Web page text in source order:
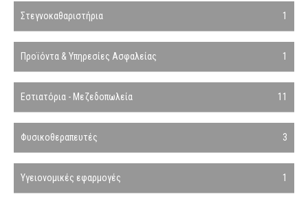
Στεγνοκαθαριστήρια 1
Προϊόντα & Υπηρεσίες Ασφαλείας 1
Εστιατόρια - Μεζεδοπωλεία 11
Φυσικοθεραπευτές 3
Υγειονομικές εφαρμογές 1